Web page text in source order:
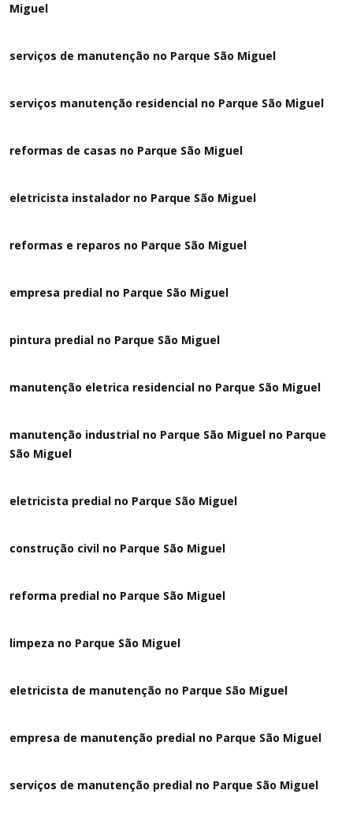
Miguel
serviços de manutenção no Parque São Miguel
serviços manutenção residencial no Parque São Miguel
reformas de casas no Parque São Miguel
eletricista instalador no Parque São Miguel
reformas e reparos no Parque São Miguel
empresa predial no Parque São Miguel
pintura predial no Parque São Miguel
manutenção eletrica residencial no Parque São Miguel
manutenção industrial no Parque São Miguel no Parque
São Miguel
eletricista predial no Parque São Miguel
construção civil no Parque São Miguel
reforma predial no Parque São Miguel
limpeza no Parque São Miguel
eletricista de manutenção no Parque São Miguel
empresa de manutenção predial no Parque São Miguel
serviços de manutenção predial no Parque São Miguel